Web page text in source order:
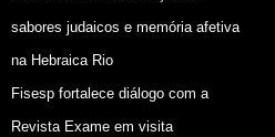
sabores judaicos e memória afetiva
na Hebraica Rio
Fisesp fortalece diálogo com a
Revista Exame em visita